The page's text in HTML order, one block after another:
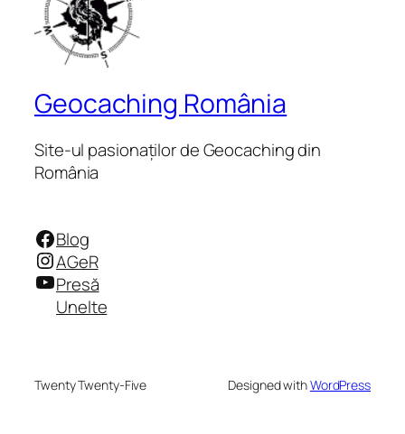
Geocaching România
Site-ul pasionaților de Geocaching din
România
Facebook
Instagram
YouTube
Blog
AGeR
Presă
Unelte
Twenty Twenty-Five Designed withWordPress